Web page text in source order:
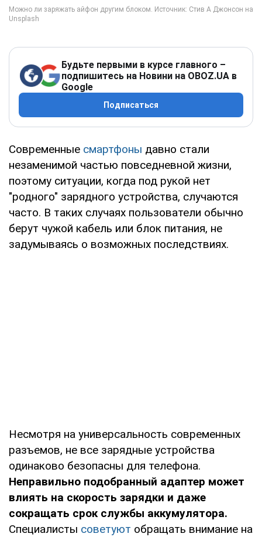
Будьте первыми в курсе главного –
подпишитесь на Новини на OBOZ.UA в
Google
Подписаться
Современные смартфоны давно стали
незаменимой частью повседневной жизни,
поэтому ситуации, когда под рукой нет
"родного" зарядного устройства, случаются
часто. В таких случаях пользователи обычно
берут чужой кабель или блок питания, не
задумываясь о возможных последствиях.
Несмотря на универсальность современных
разъемов, не все зарядные устройства
одинаково безопасны для телефона.
Неправильно подобранный адаптер может
влиять на скорость зарядки и даже
сокращать срок службы аккумулятора.
Специалисты советуют обращать внимание на